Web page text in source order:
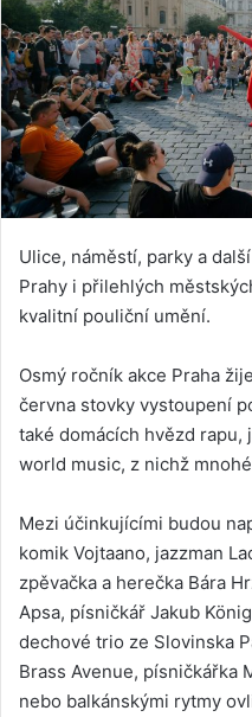
Ulice, náměstí, parky a
Prahy i přilehlých
kvalitní pouliční umění.
Osmý ročník akce Praha
června stovky vystoupení
také domácích hvězd rapu,
world music, z nichž
Mezi účinkujícími budou
komik Vojtaano, jazzman
zpěvačka a herečka Bára
Apsa, písničkář Jakub
dechové trio ze Slovinska
Brass Avenue, písničkářka
nebo balkánskými rytmy